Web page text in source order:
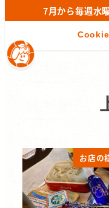
7月から毎週水
お店の